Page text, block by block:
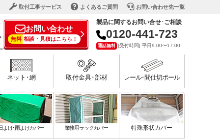
取付工事サービス よくあるご質問 お問い合わせ先一覧
お問い合わせ
無料 相談・見積はこちら！
製品に関するお問い合せ･ご相談
0120-441-723
通話無料 [受付時間] 平日9:00〜17:00
ネット･網 取付金具･部材 レール･間仕切ポール
よけ･雨よけカバー 業務用ラックカバー 特殊形状カバー